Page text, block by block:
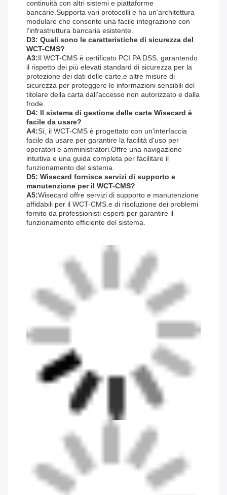
continuità con altri sistemi e piattaforme
bancarie.Supporta vari protocolli e ha un'architettura
modulare che consente una facile integrazione con
l'infrastruttura bancaria esistente.
D3: Quali sono le caratteristiche di sicurezza del
WCT-CMS?
A3:Il WCT-CMS è certificato PCI PA DSS, garantendo
il rispetto dei più elevati standard di sicurezza per la
protezione dei dati delle carte.e altre misure di
sicurezza per proteggere le informazioni sensibili del
titolare della carta dall'accesso non autorizzato e dalla
frode.
D4: Il sistema di gestione delle carte Wisecard è
facile da usare?
A4:Sì, il WCT-CMS è progettato con un'interfaccia
facile da usare per garantire la facilità d'uso per
operatori e amministratori.Offre una navigazione
intuitiva e una guida completa per facilitare il
funzionamento del sistema.
D5: Wisecard fornisce servizi di supporto e
manutenzione per il WCT-CMS?
A5:Wisecard offre servizi di supporto e manutenzione
affidabili per il WCT-CMS.e di risoluzione dei problemi
fornito da professionisti esperti per garantire il
funzionamento efficiente del sistema.